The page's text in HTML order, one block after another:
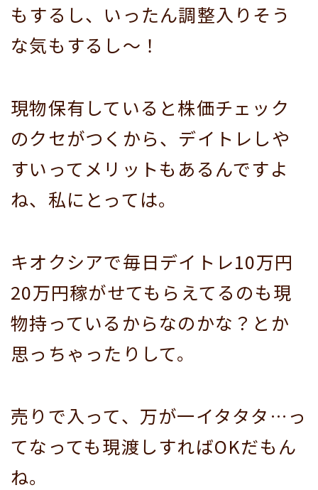
もするし、いったん調整入りそう
な気もするし～！
現物保有していると株価チェック
のクセがつくから、デイトレしや
すいってメリットもあるんですよ
ね、私にとっては。
キオクシアで毎日デイトレ10万円
20万円稼がせてもらえてるのも現
物持っているからなのかな？とか
思っちゃったりして。
売りで入って、万が一イタタタ…っ
てなっても現渡しすればOKだもん
ね。